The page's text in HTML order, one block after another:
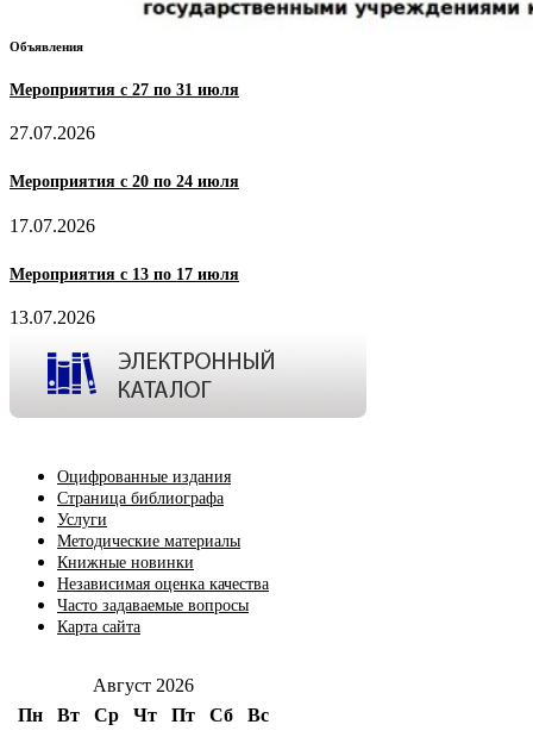
Объявления
Мероприятия с 27 по 31 июля
27.07.2026
Мероприятия с 20 по 24 июля
17.07.2026
Мероприятия с 13 по 17 июля
13.07.2026
Оцифрованные издания
Страница библиографа
Услуги
Методические материалы
Книжные новинки
Независимая оценка качества
Часто задаваемые вопросы
Карта сайта
Август 2026
Пн
Вт Ср Чт Пт Сб
Вс